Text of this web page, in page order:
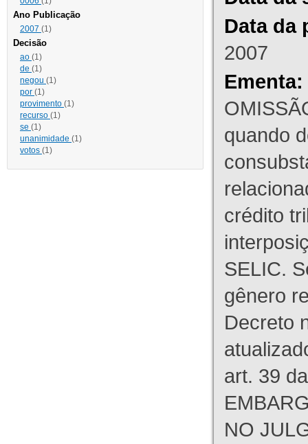
Ano Publicação
2007 (1)
Decisão
ao (1)
de (1)
negou (1)
por (1)
provimento (1)
recurso (1)
se (1)
unanimidade (1)
votos (1)
Data da
2007
Ementa:
quando
crédito
SELIC.
gênero
Decreto
art. 39
NO